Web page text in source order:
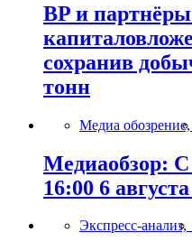
BP и
сохранив
тонн
Медиа обозрение,
Медиаобзор: С
16:00 6
Экспресс-анализ,